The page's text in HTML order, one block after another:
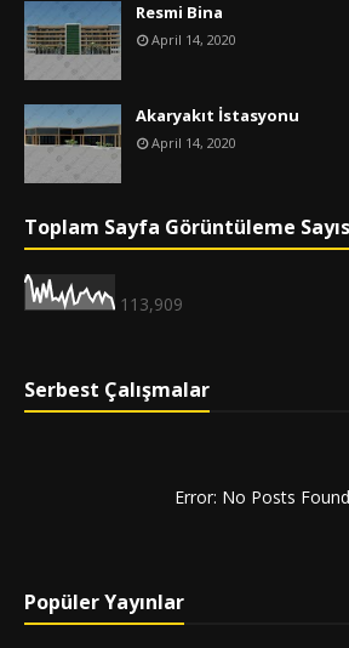
Resmi Bina
April 14, 2020
Akaryakıt İstasyonu
April 14, 2020
Toplam Sayfa Görüntüleme
113,909
Serbest Çalışmalar
Error: No Posts Found
Popüler Yayınlar